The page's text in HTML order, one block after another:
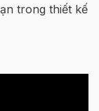
trong thiết kế